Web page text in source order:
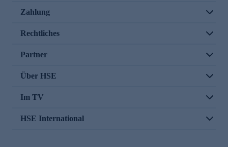
Zahlung
Rechtliches
Partner
Über HSE
Im TV
HSE International